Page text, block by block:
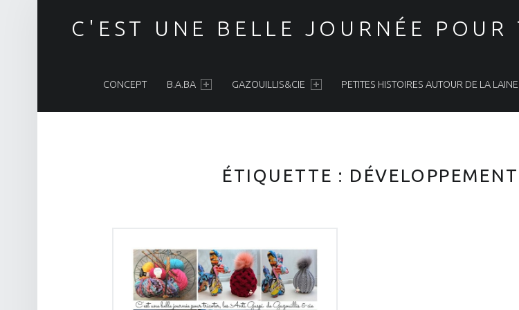
C'EST UNE BELLE JOURNÉE POUR
CONCEPT B.A.BA GAZOUILLIS&CIE PETITES HISTOIRES AUTOUR DE LA LAINE
ÉTIQUETTE :